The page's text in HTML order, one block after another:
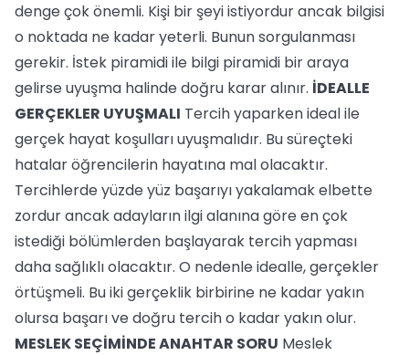
denge çok önemli. Kişi bir şeyi istiyordur ancak bilgisi
o noktada ne kadar yeterli. Bunun sorgulanması
gerekir. İstek piramidi ile bilgi piramidi bir araya
gelirse uyuşma halinde doğru karar alınır. İDEALLE
GERÇEKLER UYUŞMALI Tercih yaparken ideal ile
gerçek hayat koşulları uyuşmalıdır. Bu süreçteki
hatalar öğrencilerin hayatına mal olacaktır.
Tercihlerde yüzde yüz başarıyı yakalamak elbette
zordur ancak adayların ilgi alanına göre en çok
istediği bölümlerden başlayarak tercih yapması
daha sağlıklı olacaktır. O nedenle idealle, gerçekler
örtüşmeli. Bu iki gerçeklik birbirine ne kadar yakın
olursa başarı ve doğru tercih o kadar yakın olur.
MESLEK SEÇİMİNDE ANAHTAR SORU Meslek